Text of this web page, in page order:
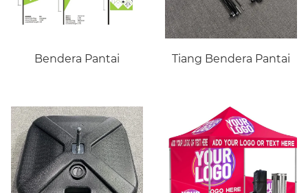
Bendera Pantai Tiang Bendera Pantai